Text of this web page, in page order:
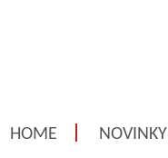
HOME NOVINKY